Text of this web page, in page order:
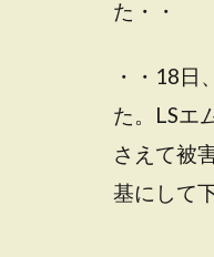
た・・
・・18日
た。LSエ
さえて被
基にして